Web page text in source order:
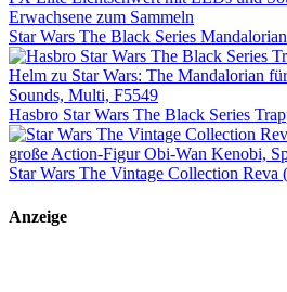
Star Wars The Black Series
Hasbro Star Wars The Black Series
Star Wars The Vintage Collection Reva
Anzeige